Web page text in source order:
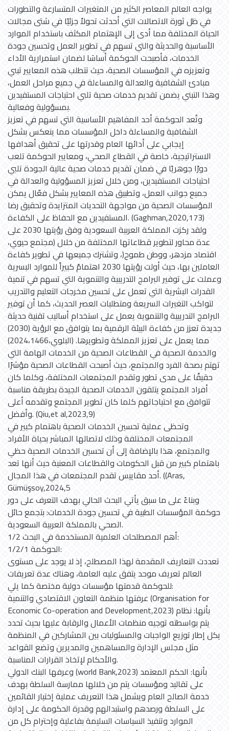
يواجه العالم المعاصر الكثير من المتغيرات المتسارعة والتطورات
في ظل ثورة الاتصالات التي أحدثت تحولاً جزئيًا في شتى مجالات
الحياة المختلفة مما أدى إلى الإهتمام المكثف باستخدام الموارد
الأساسية والحديثة والتي تسهم في تطوير العمل وتحسين جودة
الخدمات، فأصبحت الحوكمة أساسَا لضمان استمرارية الأداء
وتعزيزه في المؤسسات الصحية، حيث تتطلب هذه المعايير تبني
مبادئ الشفافية والعدالة والمساءلة في جميع مراحل العمل،
وهذا التبني يضمن تقديم خدمات صحية تلبي احتياجات المستفيدين
بمسؤولية وفعالية.
وتُعد الحوكمة أحد المفاهيم الأساسية التي تسهم في تعزيز
الشفافية والمساءلة داخل المؤسسات مما ينعكس بشكل
إيجابي على أدائها العام وقدرتها على تحقيق أهدافها
الاستراتيجية، خاصة في القطاع الصحي، ومعايير الحوكمة تلعب
دورًا جوهريًا في ضمان تقديم خدمات صحية عالية الجودة تلبي
احتياجات المستفيدين، ومن خلال تعزيز المسؤولية والعدالة في
جميع جوانب العمل، وتطبيق هذه المعايير بشكل فعّال يمكن
المؤسسات الصحية من مواجهة التحديات المتزايدة وتحقيق رضا
المستفيدين مع الحفاظ على الكفاءة. (Gaghman,2020,173)
ولقد ركزت المملكة العربية السعودية وفق رؤيتها 2030 على
عدة محاور لتطوير قطاعاتها المختلفة من خلال (مجتمع حيوي،
اقتصاد مزدهر، ووطن طموح(، وتشترك جميعها في تطوير كفاءة
العاملين بها، حيث أولت رؤيتها 2030 اهتمامً كبيراً للموارد البسرية
وعملت على توفير البرامج التدريبية والتنموية التي تسهم في تنمية
القدرات البشرية التي تعمل على تحسين مخرجات التعليم والتدريب
لتواكب التغيرات السريعة ومتطلبات العصر الحديث، كما أن توفير
البرامج التدريبية والتنموية يعمل على استخدام أساليب تقنية حديثة
جديدة تعزز من كفاءة البيئة الرقمية بما يتوافق مع الرؤية (2030)
مما يعمل على تعزيز المملكة وتطويرها. (البلوي،2024،1466)
والخدمة الصحية في القطاعات الصحية من الخدمات الهامة التي
تهتم بصحة الفرد والمجتمع، حيث أصبحت القطاعات الصحية مؤشرًا
حقيقًا على مدى تطور وتقدم المجتمعات المختلفة، وكلما كان
أفراد المجتمع يتلقون الخدمات الصحية الجيدة بطريقة مناسبة
تتوافق مع احتياجاتهم كلما كان تطوير المجتمع وتقدمه أعلى
وأفضل. (Qiu,et al,2023,9)
وتحظى عملية تحسين الخدمات الصحية باهتمام كبير في
المجتمعات المختلفة وذلك لاتصالها المباشر بحياة الأفراد
والمجتمع، هذا بالإضافة إلى أن تحسين الخدمات الصحية حظي
باهتمام كبير من قبل الحكومات والقطاعات المعنية حيث أنها تعد
أحد مقاييس تقدم المجتمعات في هذا المجال. ((Aras,
Gümüşsoy,2024,5
وبناءً على ما سبق يأتي البحث الحالي بهدف التعرف على دور
حوكمة المؤسسات الطبية في تحسين جودة الخدمات: بتجمع حائل
الصحي بالمملكة العربية السعودية.
1/2 أهم المصطلحات العلمية المستخدمة في البحث:
1/2/1 الحوكمة:
تعددت التعاريف المقدمة لهذا المصطلح، إذ لا يوجد على مستوى
العالم تعريف موحد يتفق عليه العامة، وهناك عدة تعريفات
للحوكمة قدمتها مؤسسات دولية مختصة كما يلي:
عرفتها منظمة التعاون الاقتصادي والتنمية (Organisation for
Economic Co-operation and Development,2023) بأنها: نظام
يتم بواسطته توجيه منظمات الأعمال والرقابة عليها بحيث تحدد
يكل إطار توزيع الواجبات والمسئوليات بين المشاركين في المنظمة
مثل مجلس الإدارة والمساهمين والمديرين وتضع القواعد
والأحكام لإتخاذ القرارات المناسبة.
وعرفها البنك الدولي (world Bank,2023) بأنها: الحكم المعتمد
على تقاليد ومؤسسات يتم من خلالها ممارسة السلطة بهدف
خدمة الصالح العام ويشمل هذا التعريف عملية إختيار القائمين
على السلطة ورصدهم واستبدالهم وقدرة الحكومة على إدارة
الموارد وتنفيذ السياسات السليمة بفاعلية وإحترام كل من